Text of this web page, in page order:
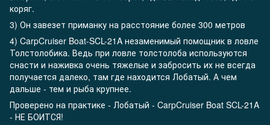
коряг.
3) Он завезет приманку на расстояние более 300 метров
4) CarpCruiser Boat-SCL-21A незаменимый помощник в ловле
Толстолобика. Ведь при ловле толстолоба используются
снасти и наживка очень тяжелые и забросить их не всегда
получается далеко, там где находится Лобатый. А чем
дальше - тем и рыба крупнее.
Проверено на практике - Лобатый - CarpCruiser Boat SCL-21A
- НЕ БОИТСЯ!